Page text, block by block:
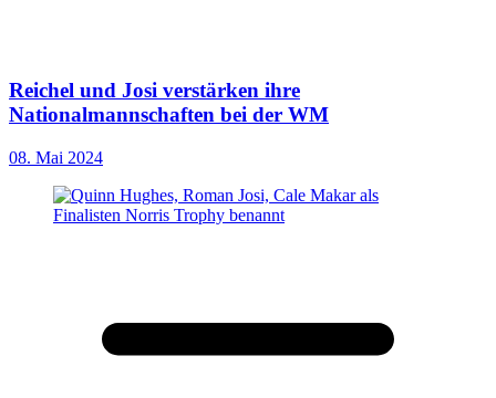
Reichel und Josi verstärken ihre
Nationalmannschaften bei der WM
08. Mai 2024